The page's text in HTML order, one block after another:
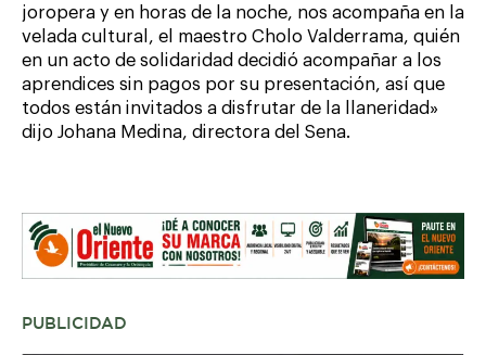
joropera y en horas de la noche, nos acompaña en la
velada cultural, el maestro Cholo Valderrama, quién
en un acto de solidaridad decidió acompañar a los
aprendices sin pagos por su presentación, así que
todos están invitados a disfrutar de la llaneridad»
dijo Johana Medina, directora del Sena.
PUBLICIDAD